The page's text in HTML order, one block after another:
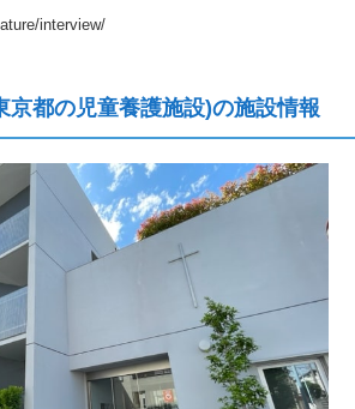
interview/
京都の児童養護施設)の施設情報